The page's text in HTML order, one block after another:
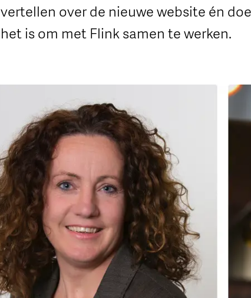
vertellen over de nieuwe website én
het is om met Flink samen te werken.